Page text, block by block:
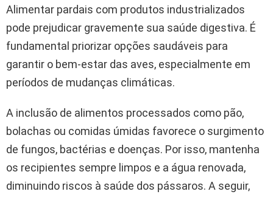
Alimentar pardais com produtos industrializados
pode prejudicar gravemente sua saúde digestiva. É
fundamental priorizar opções saudáveis para
garantir o bem-estar das aves, especialmente em
períodos de mudanças climáticas.
A inclusão de alimentos processados como pão,
bolachas ou comidas úmidas favorece o surgimento
de fungos, bactérias e doenças. Por isso, mantenha
os recipientes sempre limpos e a água renovada,
diminuindo riscos à saúde dos pássaros. A seguir,